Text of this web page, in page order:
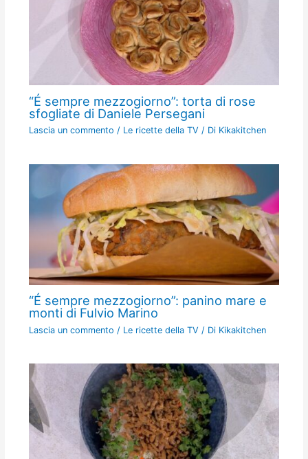
“É sempre mezzogiorno”: torta di rose
sfogliate di Daniele Persegani
Lascia un commento / Le ricette della TV / Di Kikakitchen
“É sempre mezzogiorno”: panino mare e
monti di Fulvio Marino
Lascia un commento / Le ricette della TV / Di Kikakitchen